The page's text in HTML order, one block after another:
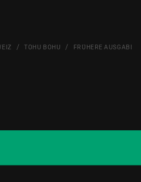
TOHU BOHU FRÜHERE AUSGABEN